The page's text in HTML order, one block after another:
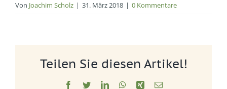
Von Joachim Scholz | 31. März 2018 | 0 Kommentare
Teilen Sie diesen Artikel!
Facebook
TwitterLinkedInWhatsApp
Xing E-